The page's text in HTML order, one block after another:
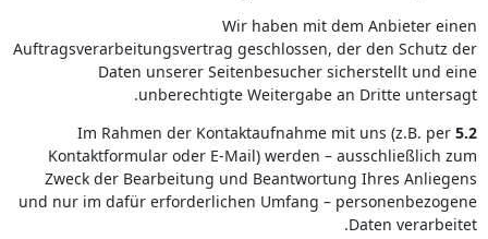
Wir haben mit dem Anbieter einen
Auftragsverarbeitungsvertrag geschlossen, der den Schutz der
Daten unserer Seitenbesucher sicherstellt und eine
unberechtigte Weitergabe an Dritte untersagt.
5.2
Im Rahmen der Kontaktaufnahme mit uns (z.B. per
Kontaktformular oder E-Mail) werden – ausschließlich zum
Zweck der Bearbeitung und Beantwortung Ihres Anliegens
und nur im dafür erforderlichen Umfang – personenbezogene
Daten verarbeitet.